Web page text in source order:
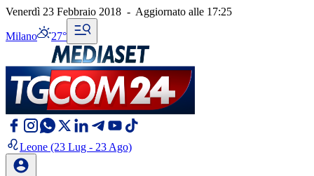
Venerdì 23 Febbraio 2018 - Aggiornato alle 17:25
Milano 27°
Leone (23 Lug - 23 Ago)